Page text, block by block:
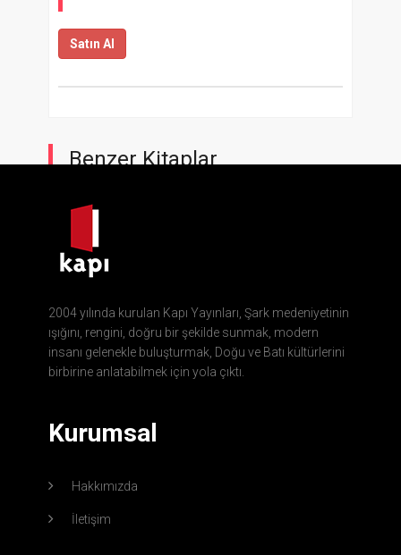
Satın Al
Benzer Kitaplar
2004 yılında kurulan Kapı Yayınları, Şark medeniyetinin
ışığını, rengini, doğru bir şekilde sunmak, modern
insanı gelenekle buluşturmak, Doğu ve Batı kültürlerini
birbirine anlatabilmek için yola çıktı.
Kurumsal
Hakkımızda
İletişim